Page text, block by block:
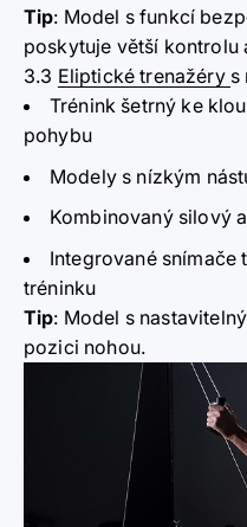
Tip: Model s funkcí
poskytuje větší kontrolu
3.3 Eliptické trenažéry s
Trénink šetrný ke
pohybu
Modely s nízkým
Kombinovaný silový
Integrované snímače
tréninku
Tip: Model s
pozici nohou.